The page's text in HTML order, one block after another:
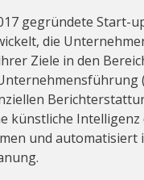
gegründete Start-
die
Ziele in den
künstliche Intelligenz
und automatisiert